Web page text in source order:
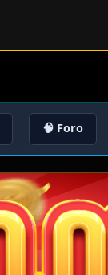
🧠 Foro